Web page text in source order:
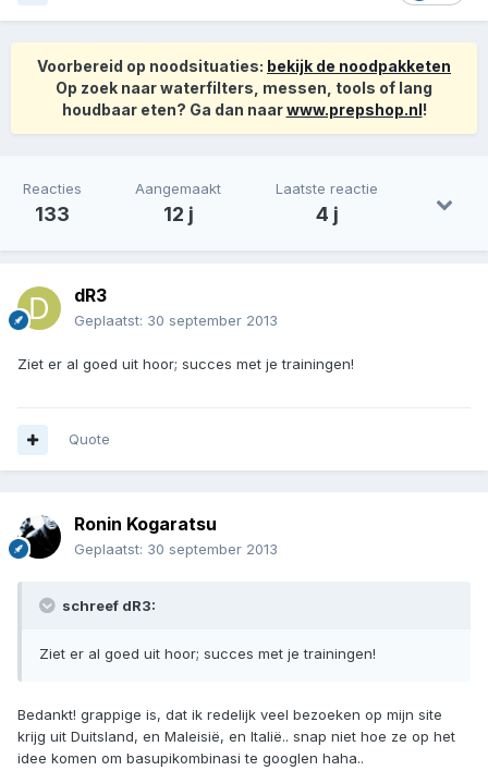
Voorbereid op noodsituaties: bekijk de noodpakketen
Op zoek naar waterfilters, messen, tools of lang
houdbaar eten? Ga dan naarwww.prepshop.nl!
Reacties
133
Aangemaakt
12 j
Laatste reactie
4 j
dR3
Geplaatst: 30 september 2013
Ziet er al goed uit hoor; succes met je trainingen!
Quote
Ronin Kogaratsu
Geplaatst: 30 september 2013
schreef dR3:
Ziet er al goed uit hoor; succes met je trainingen!
Bedankt! grappige is, dat ik redelijk veel bezoeken op mijn site
krijg uit Duitsland, en Maleisië, en Italië.. snap niet hoe ze op het
idee komen om basupikombinasi te googlen haha..